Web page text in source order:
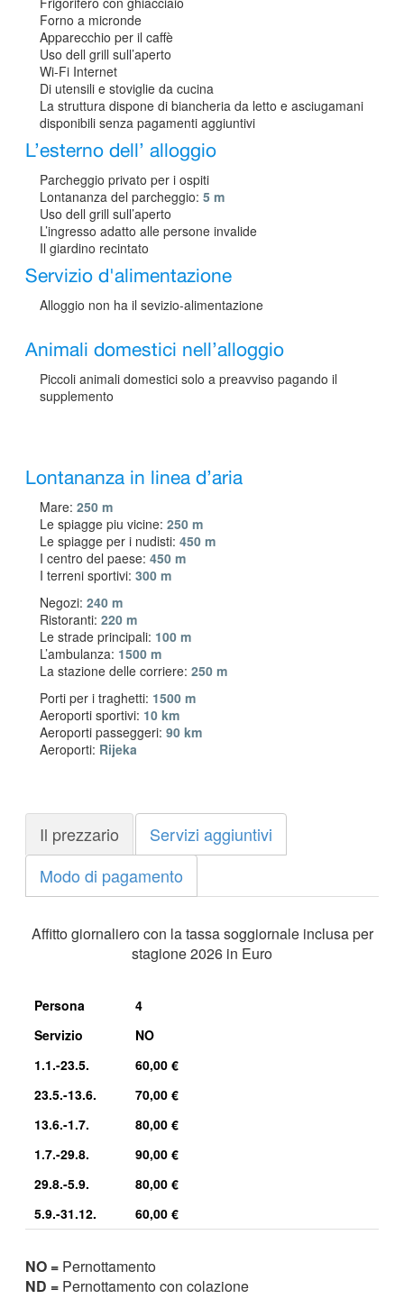
Forno a micronde
Apparecchio per il caffè
Uso dell grill sull’aperto
Wi-Fi Internet
Di utensili e stoviglie da cucina
La struttura dispone di biancheria da letto e asciugamani
disponibili senza pagamenti aggiuntivi
L’esterno dell’ alloggio
Parcheggio privato per i ospiti
Lontananza del parcheggio: 5 m
Uso dell grill sull’aperto
L’ingresso adatto alle persone invalide
Il giardino recintato
Servizio d'alimentazione
Alloggio non ha il sevizio-alimentazione
Animali domestici nell’alloggio
Piccoli animali domestici solo a preavviso pagando il
supplemento
Lontananza in linea d’aria
Mare: 250 m
Le spiagge piu vicine: 250 m
Le spiagge per i nudisti: 450 m
I centro del paese: 450 m
I terreni sportivi: 300 m
Negozi: 240 m
Ristoranti: 220 m
Le strade principali: 100 m
L’ambulanza: 1500 m
La stazione delle corriere: 250 m
Porti per i traghetti: 1500 m
Aeroporti sportivi: 10 km
Aeroporti passeggeri: 90 km
Aeroporti: Rijeka
Il prezzario
Servizi aggiuntivi
Modo di pagamento
Affitto giornaliero con la tassa soggiornale inclusa per
stagione 2026 in Euro
Persona
4
Servizio
NO
1.1.-23.5.
60,00 €
23.5.-13.6.
70,00 €
13.6.-1.7.
80,00 €
1.7.-29.8.
90,00 €
29.8.-5.9.
80,00 €
5.9.-31.12.
60,00 €
NO = Pernottamento
ND = Pernottamento con colazione